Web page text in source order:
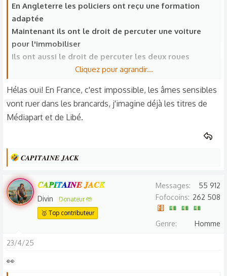
n
s
:
En Angleterre les policiers ont reçu une formation
adaptée
Maintenant ils ont le droit de percuter une voiture
pour l'immobiliser
Ils ont aussi le droit de percuter les deux roues
Le délinquant est blessé voir gravement blessé ?
Alors il n'avait pas qu'à jouer au C
Mais je vois déjà certains politiques, toujours les
mêmes, contre ce type d'intervention, ils protègent
Cliquez pour agrandir...
Hélas oui! En France, c'est impossible, les âmes sensibles
vont ruer dans les brancards, j'imagine déjà les titres de
Médiapart et de Libé.
L
s
r
é
t
𝑪𝑨𝑷𝑰𝑻𝑨𝑰𝑵𝑬 𝑱𝑨𝑪𝑲
𝑪𝑨𝑷𝑰𝑻𝑨𝑰𝑵𝑬 𝑱𝑨𝑪𝑲
Divin
Donateur 🤲
🥇 Top contributeur
Messages
55 912
Fofocoins
262 508
Genre Homme
23/4/25
👀